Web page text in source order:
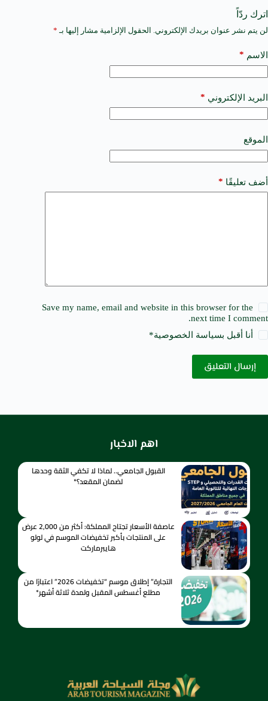
اترك ردّاً
لن يتم نشر عنوان بريدك الإلكتروني. الحقول الإلزامية مشار إليها بـ *
الاسم *
البريد الإلكتروني *
الموقع
أضف تعليقًا *
Save my name, email and website in this browser for the
next time I comment.
أنا أقبل بسياسة الخصوصية*
إرسال التعليق
A
t
e
a
t
i
e
:
اهم الاخبار
القبول الجامعي.. لماذا لا تكفي الثقة وحدها
لضمان المقعد؟*
عاصفة الأسعار تجتاح المملكة: أكثر من 2,000 عرض
على المنتجات بأكبر تخفيضات الموسم في لولو
هايبرماركت
التجارة” إطلاق موسم “تخفيضات 2026” اعتبارًا من
مطلع أغسطس المقبل ولمدة ثلاثة أشهر*